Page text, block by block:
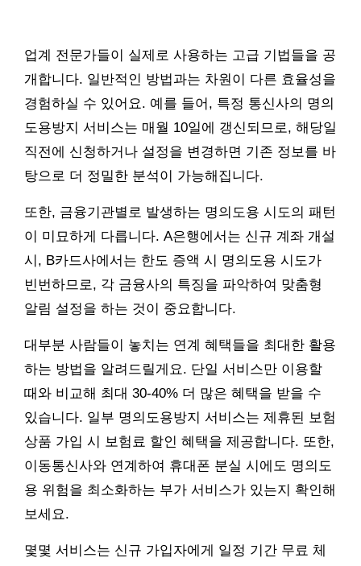
업계 전문가들이 실제로 사용하는 고급 기법들을 공
개합니다. 일반적인 방법과는 차원이 다른 효율성을
경험하실 수 있어요. 예를 들어, 특정 통신사의 명의
도용방지 서비스는 매월 10일에 갱신되므로, 해당일
직전에 신청하거나 설정을 변경하면 기존 정보를 바
탕으로 더 정밀한 분석이 가능해집니다.
또한, 금융기관별로 발생하는 명의도용 시도의 패턴
이 미묘하게 다릅니다. A은행에서는 신규 계좌 개설
시, B카드사에서는 한도 증액 시 명의도용 시도가
빈번하므로, 각 금융사의 특징을 파악하여 맞춤형
알림 설정을 하는 것이 중요합니다.
대부분 사람들이 놓치는 연계 혜택들을 최대한 활용
하는 방법을 알려드릴게요. 단일 서비스만 이용할
때와 비교해 최대 30-40% 더 많은 혜택을 받을 수
있습니다. 일부 명의도용방지 서비스는 제휴된 보험
상품 가입 시 보험료 할인 혜택을 제공합니다. 또한,
이동통신사와 연계하여 휴대폰 분실 시에도 명의도
용 위험을 최소화하는 부가 서비스가 있는지 확인해
보세요.
몇몇 서비스는 신규 가입자에게 일정 기간 무료 체